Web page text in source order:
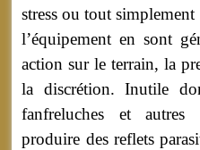
stress ou tout
l’équipement en sont
action sur le terrain, la
la discrétion. Inutile
fanfreluches et autres
produire des reflets